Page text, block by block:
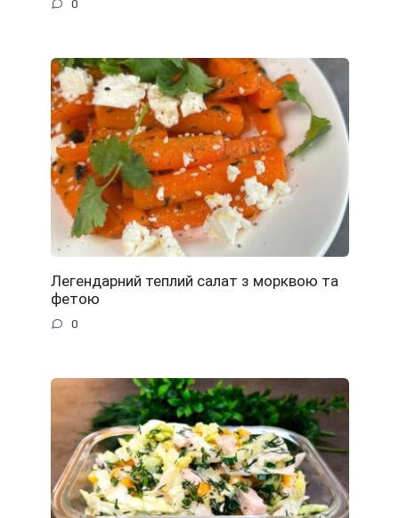
0
Легендарний теплий салат з морквою та
фетою
0